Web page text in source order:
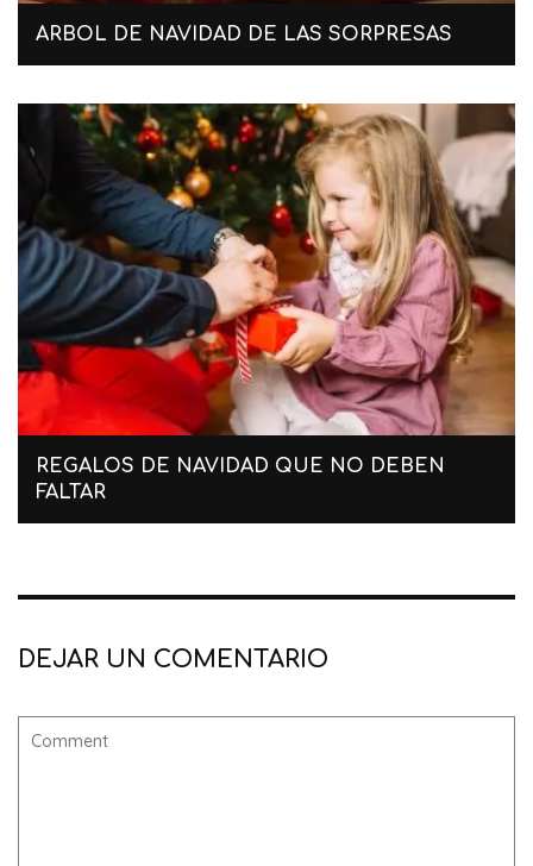
ARBOL DE NAVIDAD DE LAS SORPRESAS
REGALOS DE NAVIDAD QUE NO DEBEN
FALTAR
DEJAR UN COMENTARIO